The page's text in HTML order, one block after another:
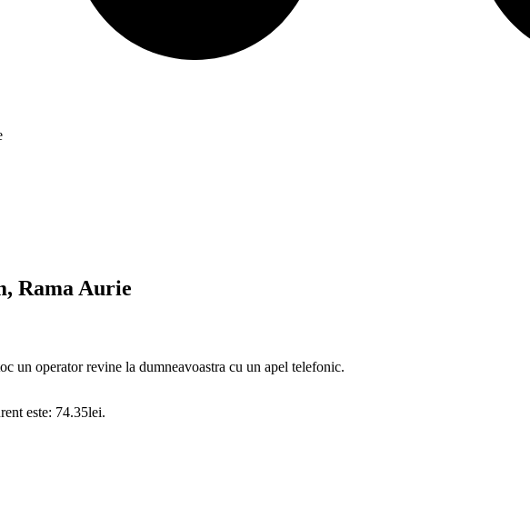
Rama Aurie
un operator revine la dumneavoastra cu un apel telefonic.
este: 74.35lei.